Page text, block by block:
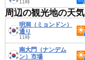
11時
周辺の観光地の天気
明洞（ミョンドン）
通り
11時
南大門（ナンデム
ン）市場